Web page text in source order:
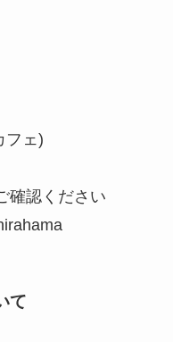
フェ)
確認ください
て